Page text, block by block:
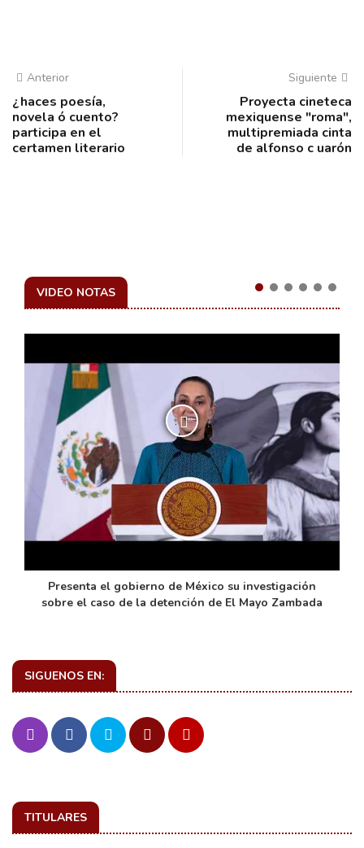
Anterior
¿haces poesía,
novela ó cuento?
participa en el
certamen literario
Siguiente
Proyecta cineteca
mexiquense "roma",
multipremiada cinta
de alfonso c uarón
VIDEO NOTAS
Presenta el gobierno de México su investigación
sobre el caso de la detención de El Mayo Zambada
SIGUENOS EN:
TITULARES